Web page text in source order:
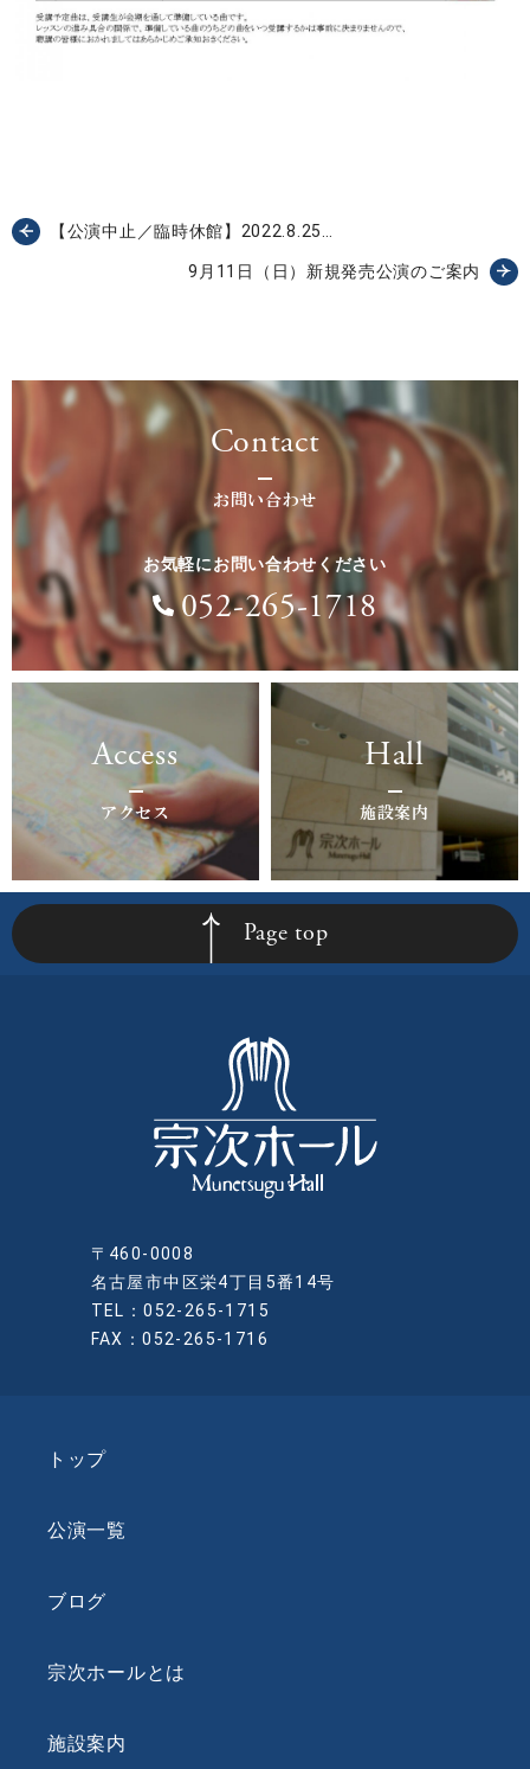
【公演中止／臨時休館】2022.8.25…
9月11日（日）新規発売公演のご案内
Contact
お問い合わせ
お気軽にお問い合わせください
052-265-1718
Access
アクセス
Hall
施設案内
Page top
〒460-0008
名古屋市中区栄4丁目5番14号
TEL：052-265-1715
FAX：052-265-1716
トップ
公演一覧
ブログ
宗次ホールとは
施設案内